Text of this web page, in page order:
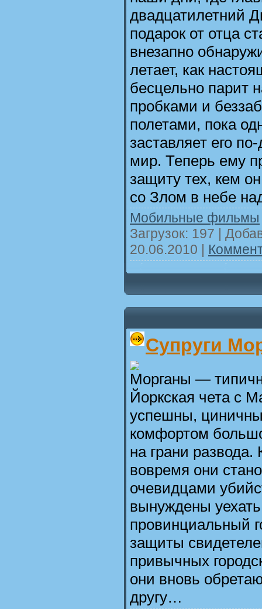
двадцатилетний
подарок от отца
внезапно
летает, как
бесцельно парит
пробками и
полетами, пока
заставляет его
мир. Теперь ему
защиту тех, кем
со Злом в небе
Мобильные фильмы
Загрузок: 197 |
20.06.2010 |
Супруги
Морганы —
Йоркская чета с
успешны,
комфортом
на грани развода.
вовремя они
очевидцами
вынуждены
провинциальный
защиты
привычных
они вновь
другу…